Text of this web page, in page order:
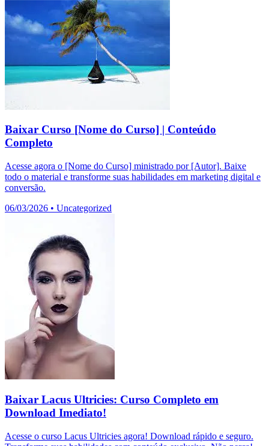
Baixar Curso [Nome do Curso] | Conteúdo
Completo
Acesse agora o [Nome do Curso] ministrado por [Autor]. Baixe
todo o material e transforme suas habilidades em marketing digital e
conversão.
06/03/2026 • Uncategorized
Baixar Lacus Ultricies: Curso Completo em
Download Imediato!
Acesse o curso Lacus Ultricies agora! Download rápido e seguro.